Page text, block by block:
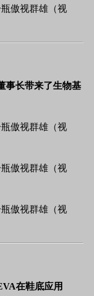
事长带来了生物基
在鞋底应用